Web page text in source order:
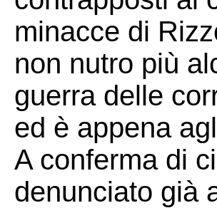
minacce di
non nutro più
guerra delle
ed è appena
A conferma di
denunciato già